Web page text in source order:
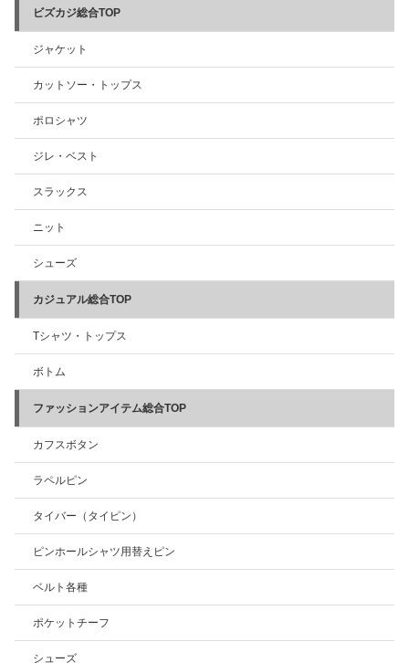
ビズカジ総合TOP
ジャケット
カットソー・トップス
ポロシャツ
ジレ・ベスト
スラックス
ニット
シューズ
カジュアル総合TOP
Tシャツ・トップス
ボトム
ファッションアイテム総合TOP
カフスボタン
ラペルピン
タイバー（タイピン）
ピンホールシャツ用替えピン
ベルト各種
ポケットチーフ
シューズ